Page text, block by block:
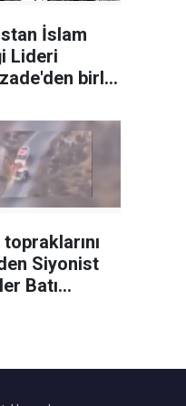
İslam
Lideri
birlik
Siyonist
Batı